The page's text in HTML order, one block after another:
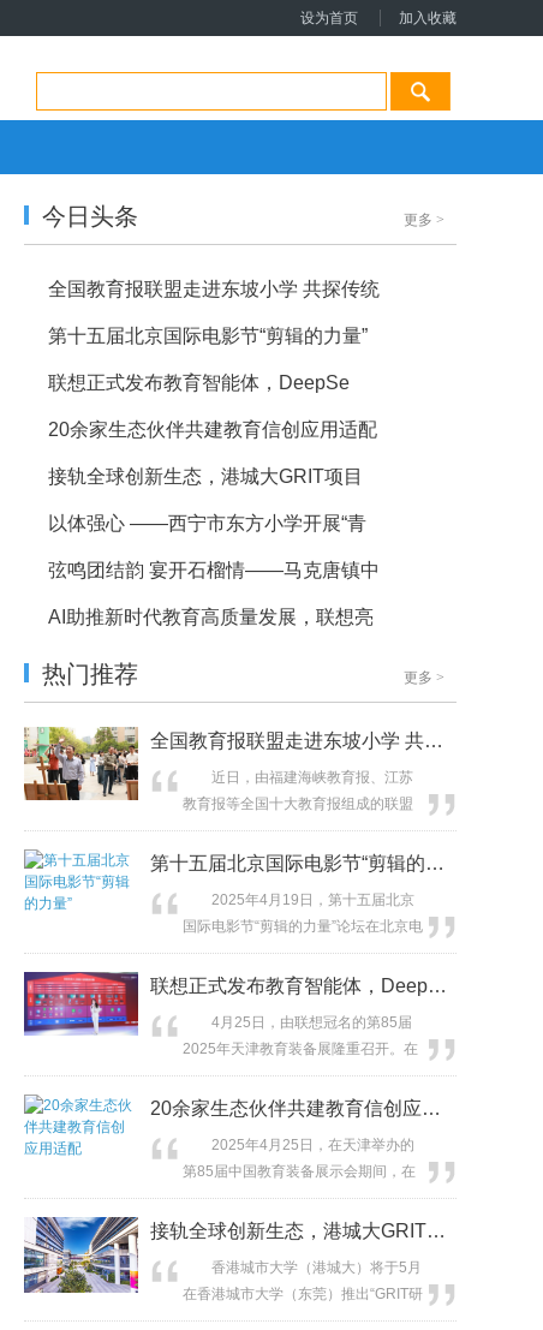
设为首页 加入收藏
今日头条 更多 >
全国教育报联盟走进东坡小学 共探传统
第十五届北京国际电影节“剪辑的力量”
联想正式发布教育智能体，DeepSe
20余家生态伙伴共建教育信创应用适配
接轨全球创新生态，港城大GRIT项目
以体强心 ——西宁市东方小学开展“青
弦鸣团结韵 宴开石榴情——马克唐镇中
AI助推新时代教育高质量发展，联想亮
热门推荐 更多 >
全国教育报联盟走进东坡小学 共探传统
近日，由福建海峡教育报、江苏
教育报等全国十大教育报组成的联盟
代表团，走进眉山市东坡区东坡小学
开展专题调研。此次活动以"传承东坡
探访与深度研讨，挖掘传统文化与现
代教育融合的创新实践。 浸润诗
声与翰墨书香交织成独特的文化景...
第十五届北京国际电影节“剪辑的力量”
2025年4月19日，第十五届北京
国际电影节“剪辑的力量”论坛在北京电
影学院图书馆报告厅隆重举行。作为
北影节重要活动之一，论坛聚焦影视
吸引了众多国内外知名导演、剪辑
师、学者及从业者参与。论坛以“数字
题，通过国内外剪辑师对话、案例...
联想正式发布教育智能体，DeepSe
4月25日，由联想冠名的第85届
2025年天津教育装备展隆重召开。在
本届展会上，联想正式宣布“联想教育
智能体”全面接入DeepSeek大语言模
成部分，这一创新方案通过人工智能
与教学场景的深度融合，旨在为教育
速迈入智能时代。 聚...
20余家生态伙伴共建教育信创应用适配
2025年4月25日，在天津举办的
第85届中国教育装备展示会期间，在
中国教育装备行业协会教育信息化装
备分会指导下，联想开天科技有限公
路、麒麟软件、科大讯飞、金山办公
软件等22家生态厂商，正式宣布成
接轨全球创新生态，港城大GRIT项目
香港城市大学（港城大）将于5月
在香港城市大学（东莞）推出“GRIT研
究与创新培训计划”（GRIT）。